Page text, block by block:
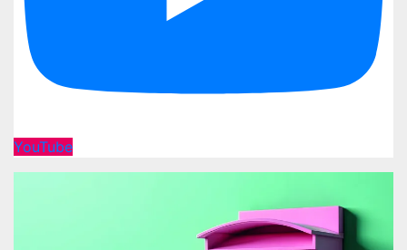
YouTube